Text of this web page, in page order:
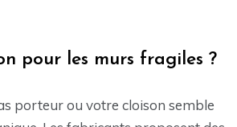
pour les murs fragiles ?
porteur ou votre cloison semble